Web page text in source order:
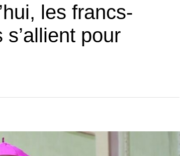
les francs-
pour